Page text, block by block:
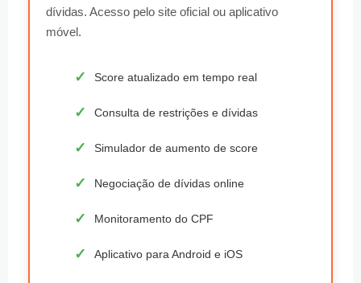
dívidas. Acesso pelo site oficial ou aplicativo
móvel.
Score atualizado em tempo real
Consulta de restrições e dívidas
Simulador de aumento de score
Negociação de dívidas online
Monitoramento do CPF
Aplicativo para Android e iOS